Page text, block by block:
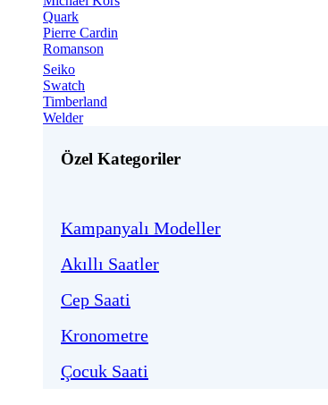
Quark
Pierre Cardin
Romanson
Seiko
Swatch
Timberland
Welder
Özel Kategoriler
Kampanyalı Modeller
Akıllı Saatler
Cep Saati
Kronometre
Çocuk Saati